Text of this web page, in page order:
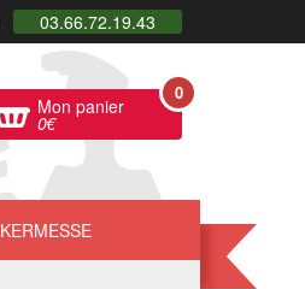
03.66.72.19.43
Mon panier
0€
0
KERMESSE